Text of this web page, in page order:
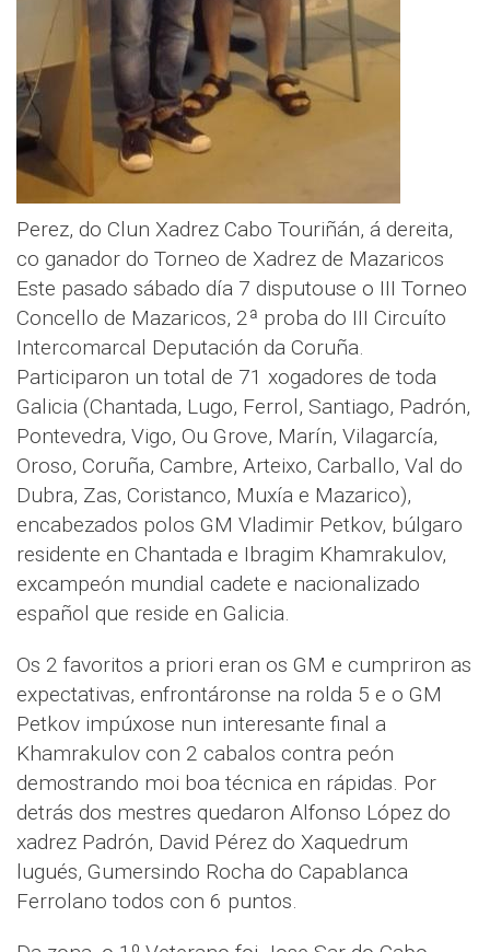
Perez, do Clun Xadrez Cabo Touriñán, á dereita,
co ganador do Torneo de Xadrez de Mazaricos
Este pasado sábado día 7 disputouse o III Torneo
Concello de Mazaricos, 2ª proba do III Circuíto
Intercomarcal Deputación da Coruña.
Participaron un total de 71 xogadores de toda
Galicia (Chantada, Lugo, Ferrol, Santiago, Padrón,
Pontevedra, Vigo, Ou Grove, Marín, Vilagarcía,
Oroso, Coruña, Cambre, Arteixo, Carballo, Val do
Dubra, Zas, Coristanco, Muxía e Mazarico),
encabezados polos GM Vladimir Petkov, búlgaro
residente en Chantada e Ibragim Khamrakulov,
excampeón mundial cadete e nacionalizado
español que reside en Galicia.
Os 2 favoritos a priori eran os GM e cumpriron as
expectativas, enfrontáronse na rolda 5 e o GM
Petkov impúxose nun interesante final a
Khamrakulov con 2 cabalos contra peón
demostrando moi boa técnica en rápidas. Por
detrás dos mestres quedaron Alfonso López do
xadrez Padrón, David Pérez do Xaquedrum
lugués, Gumersindo Rocha do Capablanca
Ferrolano todos con 6 puntos.